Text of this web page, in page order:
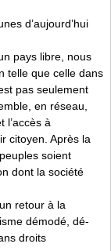
d’aujourd’hui
pays libre, nous
telle que celle dans
pas seulement
en réseau,
l’accès à
citoyen. Après la
soient
dont la société
retour à la
démodé, dé-
droits